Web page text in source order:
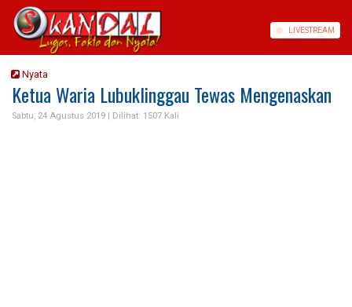
LIVESTREAM
Nyata
Ketua Waria Lubuklinggau Tewas Mengenaskan
Sabtu, 24 Agustus 2019 | Dilihat: 1507 Kali